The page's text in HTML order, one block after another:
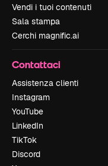
Vendi i tuoi contenuti
Sala stampa
Cerchi magnific.ai
Contattaci
Assistenza clienti
Instagram
YouTube
LinkedIn
TikTok
Discord